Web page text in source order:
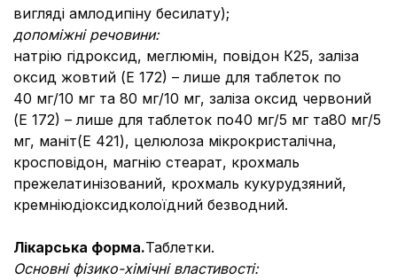
вигляді амлодипіну бесилату);
допоміжні речовини:
натрію гідроксид, меглюмін, повідон К25, заліза
оксид жовтий (Е 172) – лише для таблеток по
40 мг/10 мг та 80 мг/10 мг, заліза оксид червоний
(Е 172) – лише для таблеток по40 мг/5 мг та80 мг/5
мг, маніт(E 421), целюлоза мікрокристалічна,
кросповідон, магнію стеарат, крохмаль
прежелатинізований, крохмаль кукурудзяний,
кремніюдіоксидколоїдний безводний.
Лікарська форма.Таблетки.
Основні фізико-хімічні властивості: